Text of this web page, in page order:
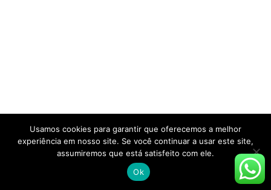
Usamos cookies para garantir que oferecemos a melhor
experiência em nosso site. Se você continuar a usar este site,
assumiremos que está satisfeito com ele.
Ok